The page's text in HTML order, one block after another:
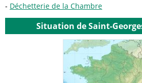
Déchetterie de la Chambre
Situation de Saint-